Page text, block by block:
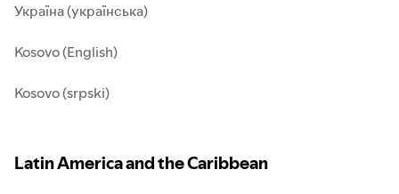
Україна (українська)
Kosovo (English)
Kosovo (srpski)
Latin America and the Caribbean